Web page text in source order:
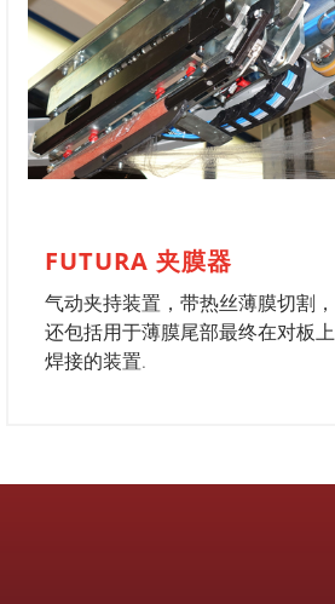
FUTURA 夹膜器
气动夹持装置，带热丝薄膜切割，
还包括用于薄膜尾部最终在对板上
焊接的装置.